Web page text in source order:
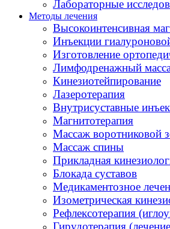
Лабораторные
Методы лечения
Высокоинтенсивная
Инъекции
Изготовление
Лимфодренажный
Кинезиотейпирование
Лазеротерапия
Внутрисуставные
Магнитотерапия
Массаж воротниковой
Массаж спины
Прикладная
Блокада суставов
Медикаментозное
Изометрическая
Рефлексотерапия
Гирудотерапия